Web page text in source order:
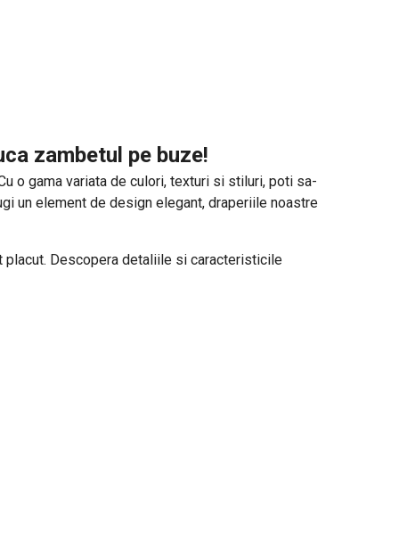
zambetul pe buze!
o gama variata de culori, texturi si stiluri, poti sa-
un element de design elegant, draperiile noastre
Descopera detaliile si caracteristicile